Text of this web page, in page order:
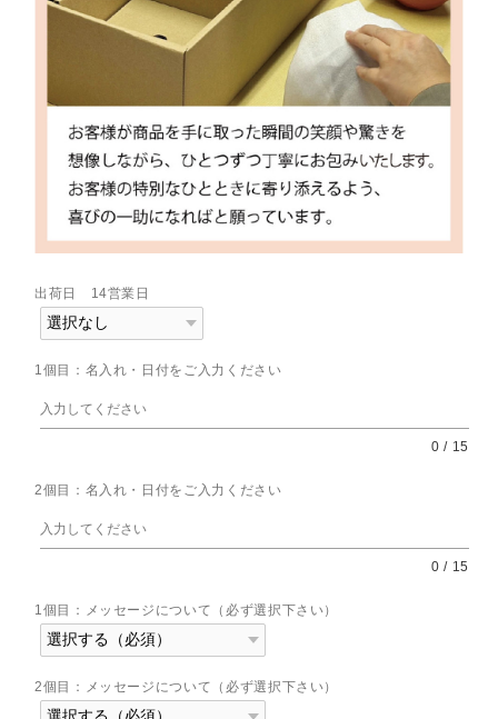
出荷日 14営業日
1個目：名入れ・日付をご入力ください
0 / 15
2個目：名入れ・日付をご入力ください
0 / 15
1個目：メッセージについて（必ず選択下さい）
2個目：メッセージについて（必ず選択下さい）